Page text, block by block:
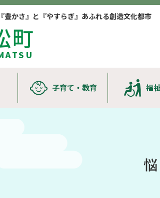
豊かさ』と『やすらぎ』あふれる創造文化都市
町
子育て・教育 福